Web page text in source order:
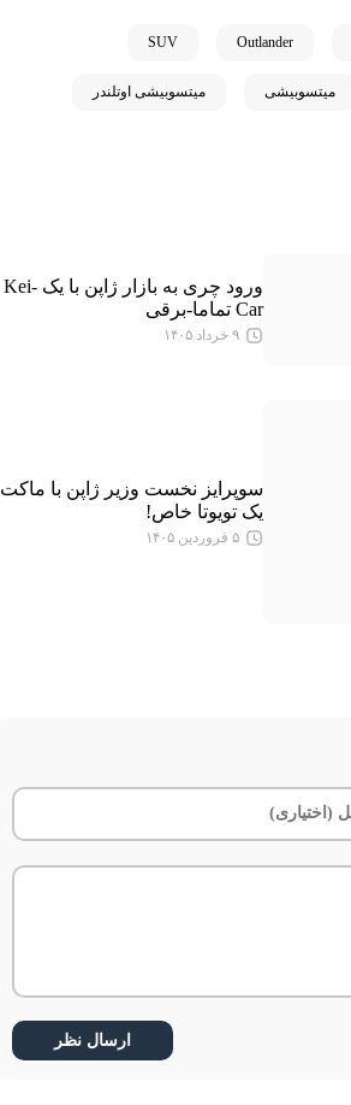
Outlander
SUV
میتسوبیشی میتسوبیشی اوتلندر
ورود چری به بازار ژاپن با یک Kei-
Car تماما-برقی
۹ خرداد ۱۴۰۵
سوپرایز نخست وزیر ژاپن با ماکت
یک تویوتا خاص!
۵ فروردین ۱۴۰۵